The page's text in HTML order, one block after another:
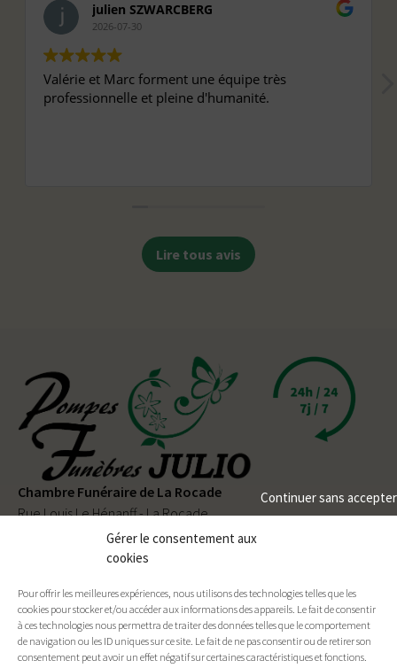
Gérer le consentement aux
cookies
Pour offrir les meilleures expériences, nous utilisons des technologies telles que les
cookies pour stocker et/ou accéder aux informations des appareils. Le fait de consentir
à ces technologies nous permettra de traiter des données telles que le comportement
de navigation ou les ID uniques sur ce site. Le fait de ne pas consentir ou de retirer son
consentement peut avoir un effet négatif sur certaines caractéristiques et fonctions.
Continuer sans accepter
julien SZWARCBERG
2026-07-30
Valérie et Marc forment une équipe très
professionnelle et pleine d'humanité.
Lire tous avis
Chambre Funéraire de La Rocade
Rue Louis Le Hénanff - La Rocade
56330 PLUVIGNER
02 97 50 90 80
Permanence téléphonique24h/24et7j/7